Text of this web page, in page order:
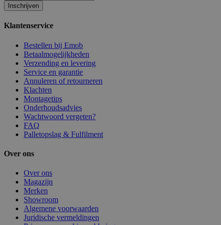
Inschrijven
Klantenservice
Bestellen bij Emob
Betaalmogelijkheden
Verzending en levering
Service en garantie
Annuleren of retourneren
Klachten
Montagetips
Onderhoudsadvies
Wachtwoord vergeten?
FAQ
Palletopslag & Fulfilment
Over ons
Over ons
Magazijn
Merken
Showroom
Algemene voorwaarden
Juridische vermeldingen